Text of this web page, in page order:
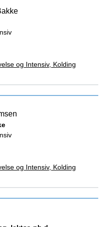
og Intensiv, Kolding
og Intensiv, Kolding